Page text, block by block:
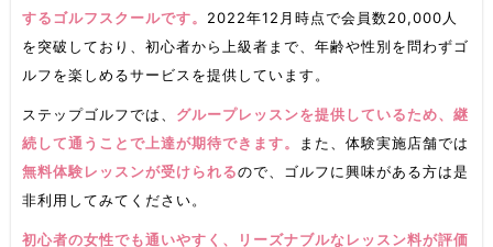
するゴルフスクールです。 2022年12月時点で会員数20,000人
を突破しており、初心者から上級者まで、年齢や性別を問わずゴ
ルフを楽しめるサービスを提供しています。
ステップゴルフでは、 グループレッスンを提供しているため、継
続して通うことで上達が期待できます。
また、体験実施店舗では
無料体験レッスンが受けられるので、ゴルフに興味がある方は是
非利用してみてください。
初心者の女性でも通いやすく、リーズナブルなレッスン料が評価